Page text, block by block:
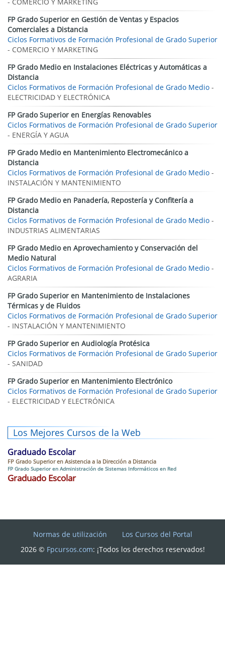
FP Grado Superior en Gestión de Ventas y Espacios
Comerciales a Distancia
Ciclos Formativos de Formación Profesional de Grado Superior
- COMERCIO Y MARKETING
FP Grado Medio en Instalaciones Eléctricas y Automáticas a
Distancia
Ciclos Formativos de Formación Profesional de Grado Medio -
ELECTRICIDAD Y ELECTRÓNICA
FP Grado Superior en Energías Renovables
Ciclos Formativos de Formación Profesional de Grado Superior
- ENERGÍA Y AGUA
FP Grado Medio en Mantenimiento Electromecánico a
Distancia
Ciclos Formativos de Formación Profesional de Grado Medio -
INSTALACIÓN Y MANTENIMIENTO
FP Grado Medio en Panadería, Repostería y Confitería a
Distancia
Ciclos Formativos de Formación Profesional de Grado Medio -
INDUSTRIAS ALIMENTARIAS
FP Grado Medio en Aprovechamiento y Conservación del
Medio Natural
Ciclos Formativos de Formación Profesional de Grado Medio -
AGRARIA
FP Grado Superior en Mantenimiento de Instalaciones
Térmicas y de Fluidos
Ciclos Formativos de Formación Profesional de Grado Superior
- INSTALACIÓN Y MANTENIMIENTO
FP Grado Superior en Audiología Protésica
Ciclos Formativos de Formación Profesional de Grado Superior
- SANIDAD
FP Grado Superior en Mantenimiento Electrónico
Ciclos Formativos de Formación Profesional de Grado Superior
- ELECTRICIDAD Y ELECTRÓNICA
Los Mejores Cursos de la Web
Graduado Escolar
FP Grado Superior en Asistencia a la Dirección a Distancia
FP Grado Superior en Administración de Sistemas Informáticos en Red
Graduado Escolar
Normas de utilización
Los Cursos del Portal
2026 © Fpcursos.com: ¡Todos los derechos reservados!